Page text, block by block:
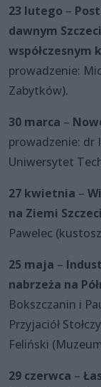
23 lutego –
dawnym
prowadzenie:
Zabytków).
30 marca –
prowadzenie: dr
Uniwersytet
27 kwietnia –
na Ziemi
Pawelec
25 maja –
nabrzeża na
Bokszczanin i
Przyjaciół
Feliński
29 czerwca –